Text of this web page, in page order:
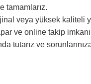
tamamlarız.
veya yüksek kaliteli
ve online takip imkanı
tutarız ve